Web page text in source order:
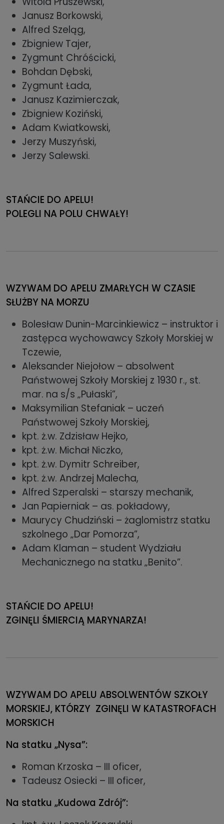
Janusz Borkowski,
Alfred Szeląg,
Zbigniew Tajer,
Zygmunt Chróścicki,
Bohdan Dębski,
Zygmunt Łada,
Janusz Kazimierczak,
Zbigniew Koziński,
Adam Kwiatkowski,
Jerzy Muszyński,
Jerzy Salewski.
STAŃCIE DO APELU!
POLEGLI NA POLU CHWAŁY!
WZYWAM DO APELU ZMARŁYCH W CZASIE
SŁUŻBY NA MORZU
Bolesław Dunin-Marcinkiewicz – instruktor i
zastępca wychowawcy Szkoły Morskiej w
Tczewie,
Aleksander Niejołow – absolwent
Państwowej Szkoły Morskiej z 1930 r., st.
mar. na s/s „Pułaski”,
Maksymilian Stefaniak – uczeń
Państwowej Szkoły Morskiej,
kpt. ż.w. Zdzisław Hejko,
kpt. ż.w. Michał Niczko,
kpt. ż.w. Dymitr Schreiber,
kpt. ż.w. Andrzej Malecha,
Alfred Szperalski – starszy mechanik,
Jan Papierniak – as. pokładowy,
Maurycy Chudziński – żaglomistrz statku
szkolnego „Dar Pomorza”,
Adam Klaman – student Wydziału
Mechanicznego na statku „Benito”.
STAŃCIE DO APELU!
ZGINĘLI ŚMIERCIĄ MARYNARZA!
WZYWAM DO APELU ABSOLWENTÓW SZKOŁY
MORSKIEJ, KTÓRZY ZGINĘLI W KATASTROFACH
MORSKICH
Na statku „Nysa”:
Roman Krzoska – III oficer,
Tadeusz Osiecki – III oficer,
Na statku „Kudowa Zdrój”: